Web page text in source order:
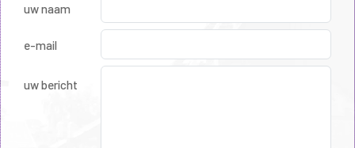
uw naam
e-mail
uw bericht